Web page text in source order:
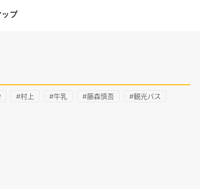
ップ
#村上 #牛乳 #藤森慎吾 #観光バス